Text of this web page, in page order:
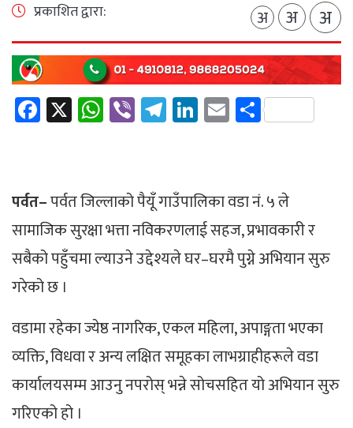
प्रकाशित द्वारा: अ अ अ
Facebook
X WhatsApp
ViberTelegram
LinkedIn
EmailShare
पर्वत–पर्वत जिल्लाको पैयूँ गाउँपालिका वडा नं. ५ ले
सामाजिक सुरक्षा भत्ता नविकरणलाई सहज, प्रभावकारी र
सबैको पहुँचमा ल्याउने उद्देश्यले घर–घरमै पुग्ने अभियान सुरु
गरेको छ ।
वडामा रहेका ज्येष्ठ नागरिक, एकल महिला, अपाङ्गता भएका
व्यक्ति, विधवा र अन्य लक्षित समूहका लाभग्राहीहरूले वडा
कार्यालयसम्म आउनु नपरोस् भन्ने सोचसहित यो अभियान सुरु
गरिएको हो ।